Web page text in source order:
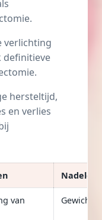
verlichting
definitieve
hersteltijd,
en verlies
Nadelen
van